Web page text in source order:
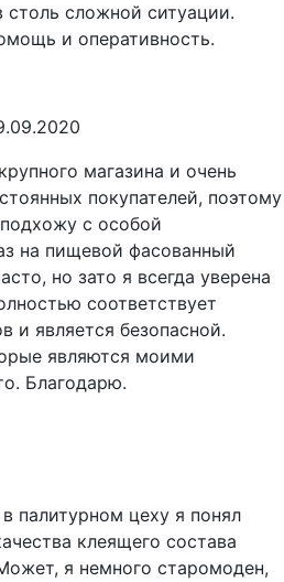
столь сложной ситуации.
и оперативность.
магазина и очень
покупателей, поэтому
с особой
на пищевой фасованный
но зато я всегда уверена
соответствует
и является безопасной.
являются моими
Благодарю.
палитурном цеху я понял
клеящего состава
я немного старомоден,